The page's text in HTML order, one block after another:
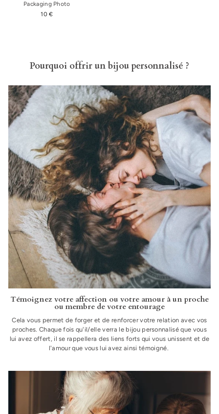
Packaging Photo
10 €
Pourquoi offrir un bijou personnalisé ?
Témoignez votre affection ou votre amour à un proche
ou membre de votre entourage
Cela vous permet de forger et de renforcer votre relation avec vos
proches. Chaque fois qu'il/elle verra le bijou personnalisé que vous
lui avez offert, il se rappellera des liens forts qui vous unissent et de
l'amour que vous lui avez ainsi témoigné.